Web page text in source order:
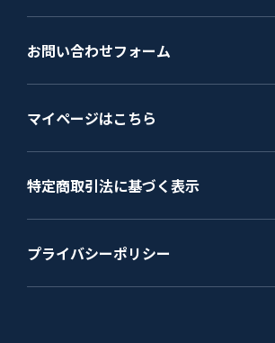
お問い合わせフォーム
マイページはこちら
特定商取引法に基づく表示
プライバシーポリシー